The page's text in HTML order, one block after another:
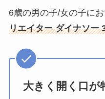
6歳の男の子/女の子に
リエイター ダイナソー
大きく開く口が